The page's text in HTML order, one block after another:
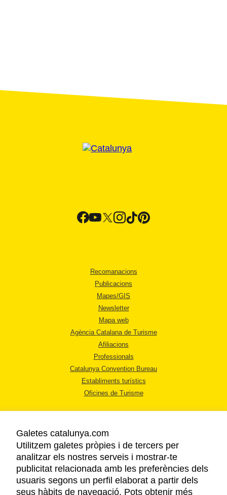
Recomanacions
Publicacions
Mapes/GIS
Newsletter
Mapa web
Agència Catalana de Turisme
Afiliacions
Professionals
Catalunya Convention Bureau
Establiments turístics
Oficines de Turisme
AVÍS LEGAL
POLÍTICA DE PRIVACITAT
COOKIES
Galetes catalunya.com
Utilitzem galetes pròpies i de tercers per
analitzar els nostres serveis i mostrar-te
publicitat relacionada amb les preferències dels
usuaris segons un perfil elaborat a partir dels
seus hàbits de navegació. Pots obtenir més